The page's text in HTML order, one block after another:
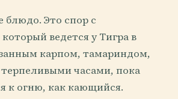
блюдо. Это спор с
ведется у Тигра в
карпом, тамариндом,
часами, пока
к огню, как кающийся.